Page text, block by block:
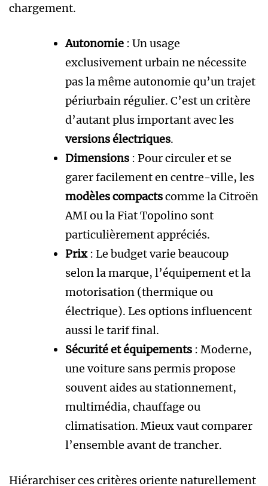
chargement.
Autonomie : Un usage
exclusivement urbain ne nécessite
pas la même autonomie qu’un trajet
périurbain régulier. C’est un critère
d’autant plus important avec les
versions électriques.
Dimensions : Pour circuler et se
garer facilement en centre-ville, les
modèles compactscomme la Citroën
AMI ou la Fiat Topolino sont
particulièrement appréciés.
Prix: Le budget varie beaucoup
selon la marque, l’équipement et la
motorisation (thermique ou
électrique). Les options influencent
aussi le tarif final.
Sécurité et équipements : Moderne,
une voiture sans permis propose
souvent aides au stationnement,
multimédia, chauffage ou
climatisation. Mieux vaut comparer
l’ensemble avant de trancher.
Hiérarchiser ces critères oriente naturellement